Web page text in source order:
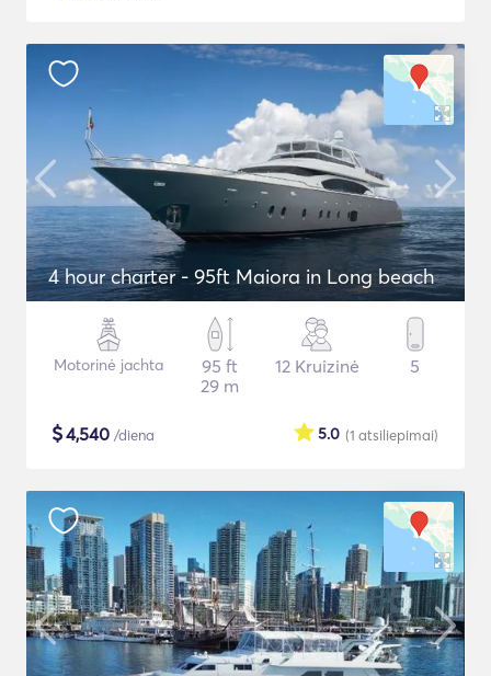
4 hour charter - 95ft Maiora in Long beach
Motorinė jachta
95 ft
29 m
12 Kruizinė 5
$4,540 /diena (1 atsiliepimai)
5.0